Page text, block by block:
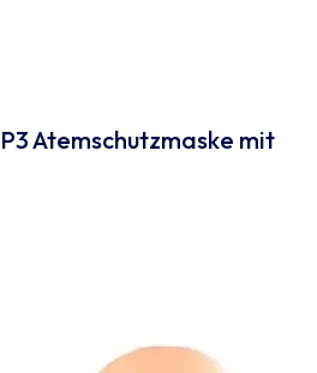
Atemschutzmaske mit